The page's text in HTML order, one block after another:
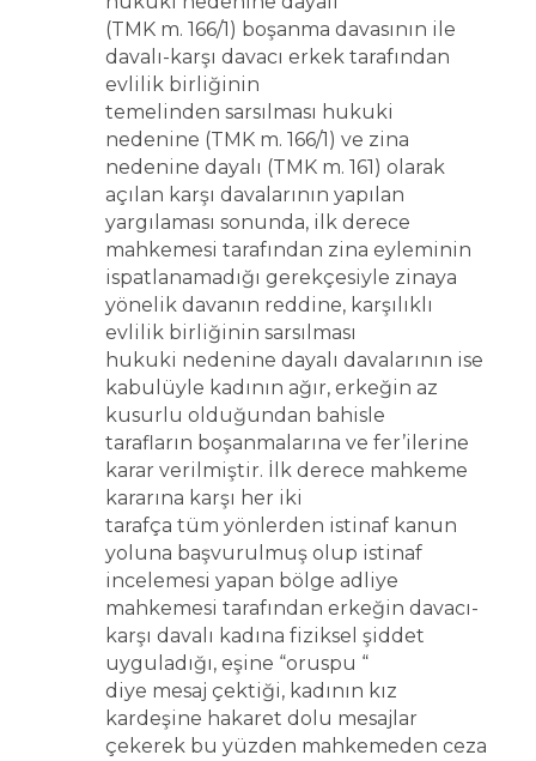
(TMK m. 166/1) boşanma davasının ile
davalı-karşı davacı erkek tarafından
evlilik birliğinin
temelinden sarsılması hukuki
nedenine (TMK m. 166/1) ve zina
nedenine dayalı (TMK m. 161) olarak
açılan karşı davalarının yapılan
yargılaması sonunda, ilk derece
mahkemesi tarafından zina eyleminin
ispatlanamadığı gerekçesiyle zinaya
yönelik davanın reddine, karşılıklı
evlilik birliğinin sarsılması
hukuki nedenine dayalı davalarının ise
kabulüyle kadının ağır, erkeğin az
kusurlu olduğundan bahisle
tarafların boşanmalarına ve fer’ilerine
karar verilmiştir. İlk derece mahkeme
kararına karşı her iki
tarafça tüm yönlerden istinaf kanun
yoluna başvurulmuş olup istinaf
incelemesi yapan bölge adliye
mahkemesi tarafından erkeğin davacı-
karşı davalı kadına fiziksel şiddet
uyguladığı, eşine “oruspu “
diye mesaj çektiği, kadının kız
kardeşine hakaret dolu mesajlar
çekerek bu yüzden mahkemeden ceza